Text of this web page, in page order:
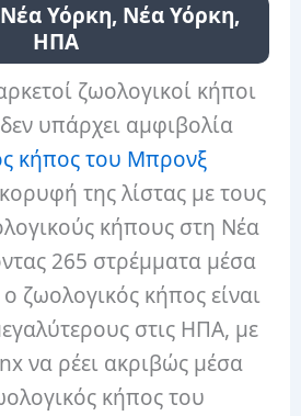
Υόρκη, Νέα Υόρκη,
ΗΠΑ
ζωολογικοί κήποι
υπάρχει αμφιβολία
κήπος του Μπρονξ
της λίστας με τους
κήπους στη Νέα
265 στρέμματα μέσα
ζωολογικός κήπος είναι
στις ΗΠΑ, με
να ρέει ακριβώς μέσα
κήπος του